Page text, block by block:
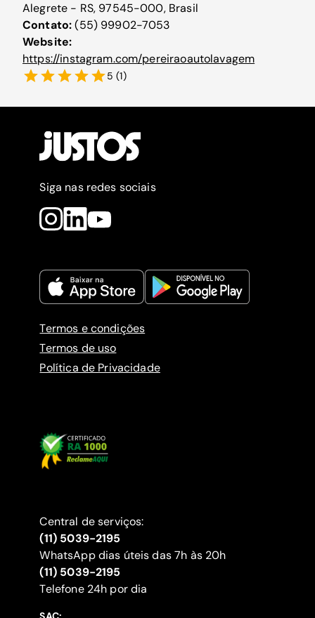
Alegrete - RS, 97545-000, Brasil
Contato:(55) 99902-7053
Website:
https://instagram.com/pereiraoautolavagem
5 (1)
Siga nas redes sociais
Termos e condições
Termos de uso
Política de Privacidade
Central de serviços:
(11) 5039-2195
WhatsApp dias úteis das 7h às 20h
(11) 5039-2195
‍Telefone 24h por dia